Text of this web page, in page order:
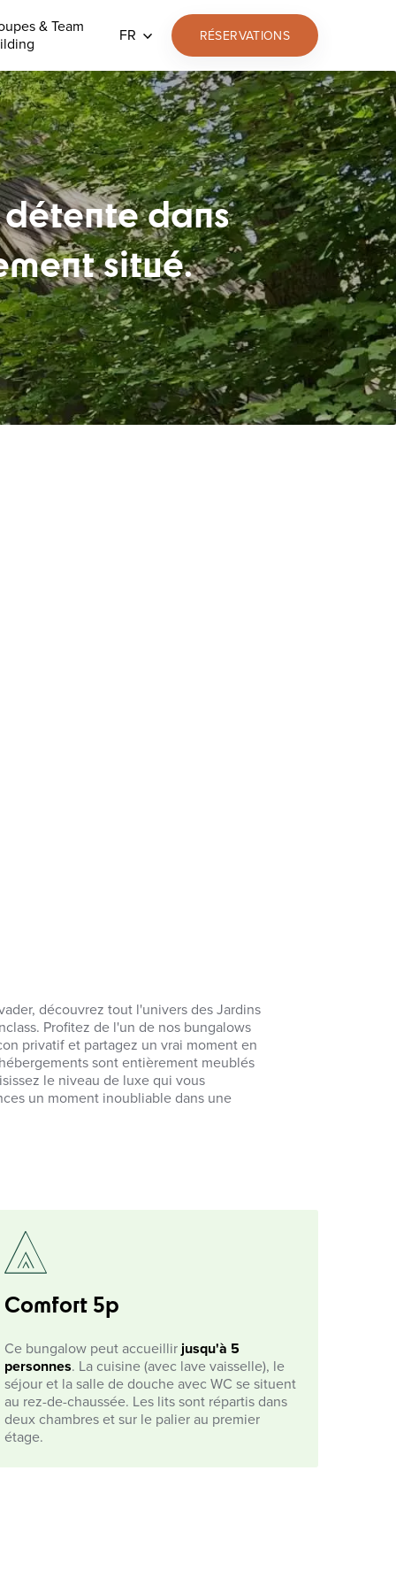
& Team
FR RÉSERVATIONS
dans
situé.
découvrez tout l'univers des Jardins
Profitez de l'un de nos bungalows
privatif et partagez un vrai moment en
sont entièrement meublés
le niveau de luxe qui vous
un moment inoubliable dans une
Comfort 5p
Ce bungalow peut accueillir jusqu'à 5
personnes. La cuisine (avec lave vaisselle), le
séjour et la salle de douche avec WC se situent
au rez-de-chaussée. Les lits sont répartis dans
deux chambres et sur le palier au premier
étage.